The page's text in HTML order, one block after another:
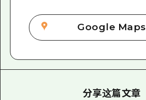
Google Maps
分享这篇文章